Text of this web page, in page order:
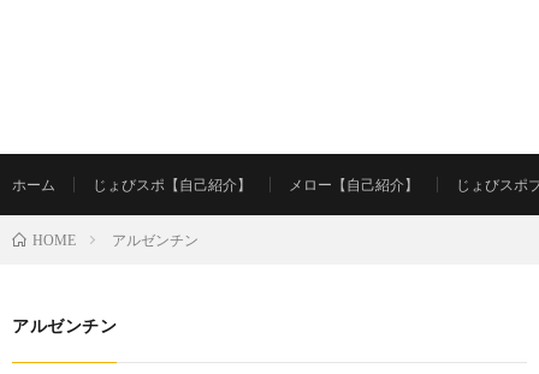
ホーム じょびスポ【自己紹介】 メロー【自己紹介】 じょびスポ
HOME アルゼンチン
アルゼンチン